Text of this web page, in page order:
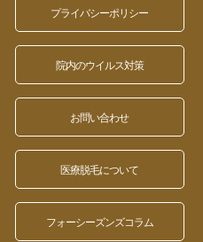
プライバシーポリシー
院内のウイルス対策
お問い合わせ
医療脱毛について
フォーシーズンズコラム